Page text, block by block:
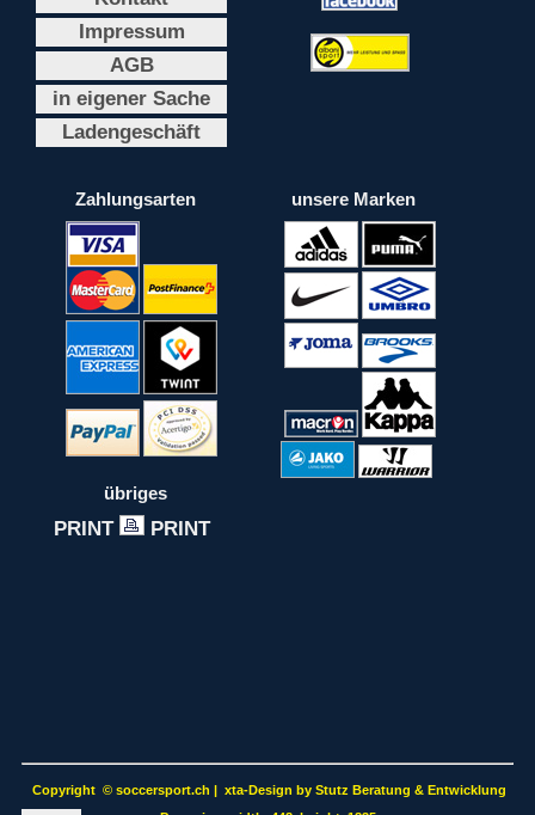
Impressum
AGB
in eigener Sache
Ladengeschäft
Zahlungsarten unsere Marken
übriges
PRINT PRINT
Copyright © soccersport.ch | xta-Design by Stutz Beratung & Entwicklung